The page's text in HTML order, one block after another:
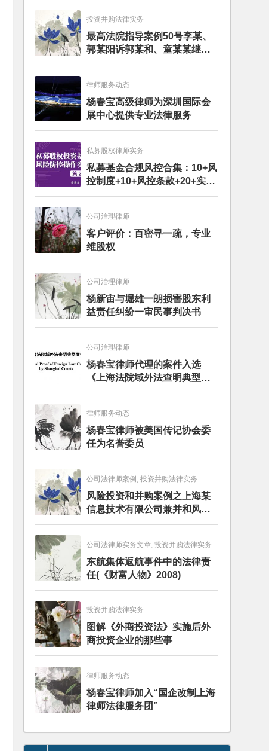
投资并购法律实务
最高法院指导案例50号李某、
郭某阳诉郭某和、童某某继承
纠纷案
律师服务动态
杨春宝高级律师为深圳国际会
展中心提供专业法律服务
私募股权律师实务
私募基金合规风控合集：10+风
控制度+10+风控条款+20+实务
文章+每月动态
公司治理律师
客户评价：百密寻一疏，专业
维股权
公司治理律师
杨新宙与堀雄一朗损害股东利
益责任纠纷一审民事判决书
公司治理律师
杨春宝律师代理的案件入选
《上海法院域外法查明典型案
例》
律师服务动态
杨春宝律师被美国传记协会委
任为名誉委员
公司法律师案例, 投资并购法律实务
风险投资和并购案例之上海某
信息技术有限公司兼并和风险
投资服务
公司法律师实务文章, 投资并购法律实务
东航集体返航事件中的法律责
任(《财富人物》2008)
投资并购法律实务
图解《外商投资法》实施后外
商投资企业的那些事
律师服务动态
杨春宝律师加入“国企改制上海
律师法律服务团”